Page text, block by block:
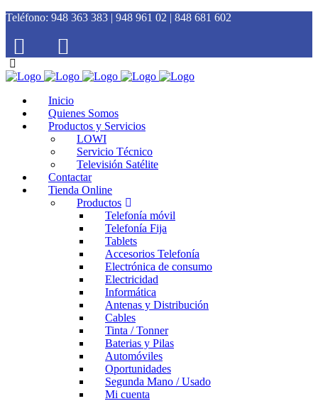
Teléfono: 948 363 383 | 948 961 02 | 848 681 602
Inicio
Quienes Somos
Productos y Servicios
LOWI
Servicio Técnico
Televisión Satélite
Contactar
Tienda Online
Productos
Telefonía móvil
Telefonía Fija
Tablets
Accesorios Telefonía
Electrónica de consumo
Electricidad
Informática
Antenas y Distribución
Cables
Tinta / Tonner
Baterias y Pilas
Automóviles
Oportunidades
Segunda Mano / Usado
Mi cuenta